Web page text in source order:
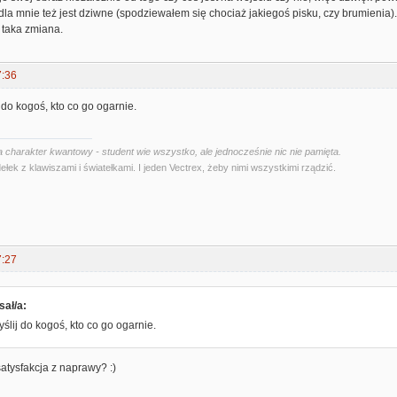
mnie też jest dziwne (spodziewałem się chociaż jakiegoś pisku, czy
zmiana.
kogoś, kto co go ogarnie.
charakter kwantowy - student wie wszystko, ale jednocześnie nic nie pamięta.
z klawiszami i światełkami. I jeden Vectrex, żeby nimi wszystkimi rządzić.
a:
do kogoś, kto co go ogarnie.
z naprawy? :)